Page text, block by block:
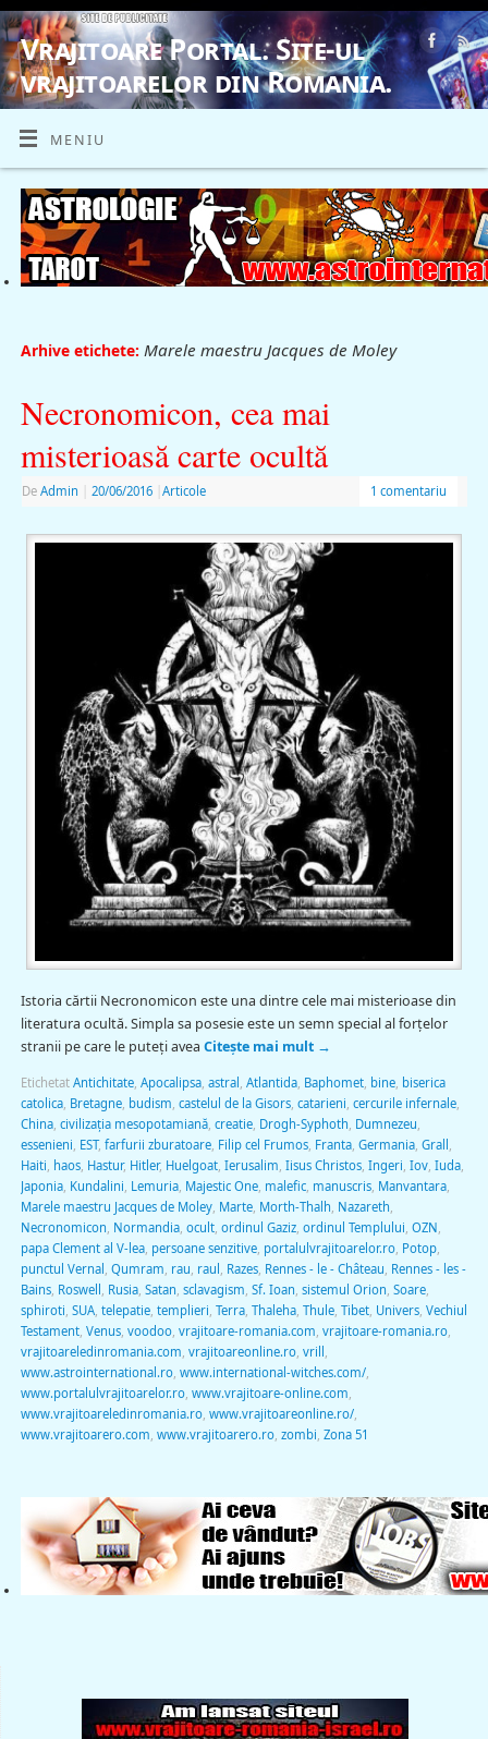
Vrajitoare Portal. Site-ul
vrajitoarelor din Romania.
VRAJITOARE, VRAJITOARELE, VRAJITOARE
MENIU
Arhive etichete: Marele maestru Jacques de Moley
Necronomicon, cea mai
misterioasă carte ocultă
De Admin 20/06/2016 Articole 1 comentariu
Istoria cărtii Necronomicon este una dintre cele mai misterioase din
literatura ocultă. Simpla sa posesie este un semn special al forţelor
stranii pe care le puteţi avea Citește mai mult →
Etichetat Antichitate, Apocalipsa, astral Atlantida, Baphomet, bine, biserica
catolica, Bretagne, budism castelul de la Gisors, catarieni cercurile infernale,
China, civilizaţia mesopotamiană, creatie, Drogh-Syphoth Dumnezeu
essenieni EST, farfurii zburatoare, Filip cel Frumos, Franta, Germania, Grall
Haiti haos, Hastur, Hitler, Huelgoat, Ierusalim Iisus Christos, Ingeri Iov, Iuda,
Japonia, Kundalini Lemuria, Majestic One, malefic, manuscris, Manvantara,
Marele maestru Jacques de Moley, Marte, Morth-Thalh Nazareth
Necronomicon Normandia, ocult, ordinul Gaziz, ordinul Templului OZN
papa Clement al V-lea, persoane senzitive, portalulvrajitoarelor.ro, Potop,
punctul Vernal Qumram rau raul Razes, Rennes - le - Château Rennes - les -
Bains, Roswell Rusia, Satan sclavagism Sf. Ioan sistemul Orion Soare,
sphiroti SUA, telepatie, templieri Terra, Thaleha, Thule, Tibet, Univers, Vechiul
Testament, Venus, voodoo, vrajitoare-romania.com vrajitoare-romania.ro,
vrajitoareledinromania.com vrajitoareonline.ro, vrill
www.astrointernational.ro, www.international-witches.com/,
www.portalulvrajitoarelor.ro, www.vrajitoare-online.com
www.vrajitoareledinromania.ro, www.vrajitoareonline.ro/,
www.vrajitoarero.com www.vrajitoarero.ro, zombi Zona 51